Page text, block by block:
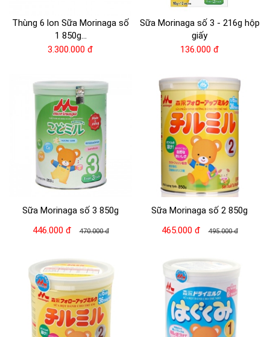
Thùng 6 lon Sữa Morinaga số
1 850g...
3.300.000 đ
Sữa Morinaga số 3 - 216g hộp
giấy
136.000 đ
Sữa Morinaga số 3 850g
446.000 đ
470.000 đ
Sữa Morinaga số 2 850g
465.000 đ
495.000 đ